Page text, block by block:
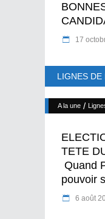
17
LIGNES DE
A la une /
TETE
Quand
pouvoir
6 août